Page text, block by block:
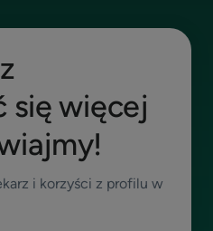
się więcej
i korzyści z profilu w